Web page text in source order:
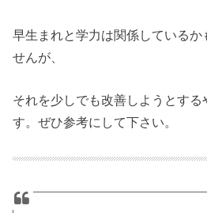
早生まれと学力は関係しているか
せんが、
それを少しでも改善しようとする
す。ぜひ参考にして下さい。